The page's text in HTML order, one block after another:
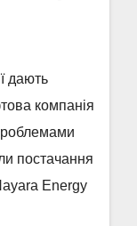
дають
компанія
постачання
Energy